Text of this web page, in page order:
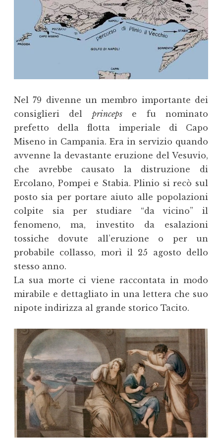
Nel 79 divenne un membro importante dei
consiglieri del princepse fu nominato
prefetto della flotta imperiale di Capo
Miseno in Campania. Era in servizio quando
avvenne la devastante eruzione del Vesuvio,
che avrebbe causato la distruzione di
Ercolano, Pompei e Stabia. Plinio si recò sul
posto sia per portare aiuto alle popolazioni
colpite sia per studiare “da vicino” il
fenomeno, ma, investito da esalazioni
tossiche dovute all’eruzione o per un
probabile collasso, morì il 25 agosto dello
stesso anno.
La sua morte ci viene raccontata in modo
mirabile e dettagliato in una lettera che suo
nipote indirizza al grande storico Tacito.